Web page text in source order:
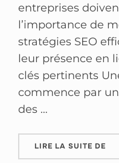
entreprises
l’importance de
stratégies SEO
leur présence en
clés pertinents
commence par
des …
LIRE LA SUITE DE